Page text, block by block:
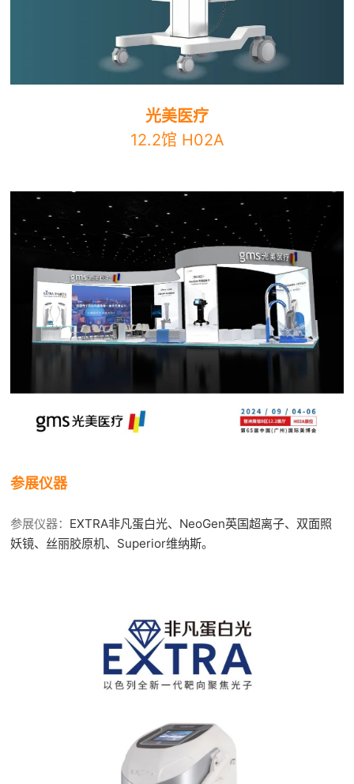
光美医疗
12.2馆 H02A
参展仪器
参展仪器： EXTRA非凡蛋白光、NeoGen英国超离子、双面照
妖镜、丝丽胶原机、Superior维纳斯。